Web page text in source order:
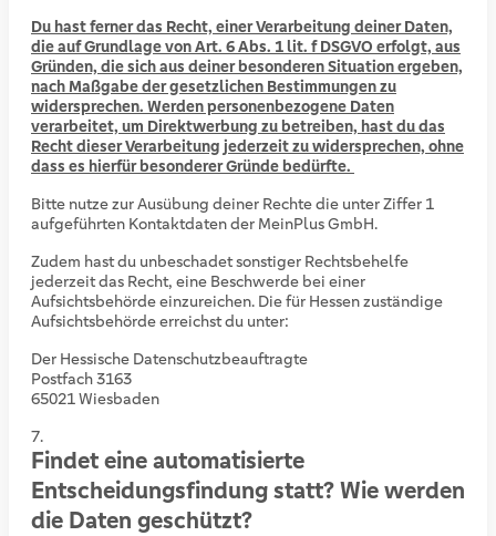
Du hast ferner das Recht, einer Verarbeitung deiner Daten,
die auf Grundlage von Art. 6 Abs. 1 lit. f DSGVO erfolgt, aus
Gründen, die sich aus deiner besonderen Situation ergeben,
nach Maßgabe der gesetzlichen Bestimmungen zu
widersprechen. Werden personenbezogene Daten
verarbeitet, um Direktwerbung zu betreiben, hast du das
Recht dieser Verarbeitung jederzeit zu widersprechen, ohne
dass es hierfür besonderer Gründe bedürfte.
Bitte nutze zur Ausübung deiner Rechte die unter Ziffer 1
aufgeführten Kontaktdaten der MeinPlus GmbH.
Zudem hast du unbeschadet sonstiger Rechtsbehelfe
jederzeit das Recht, eine Beschwerde bei einer
Aufsichtsbehörde einzureichen. Die für Hessen zuständige
Aufsichtsbehörde erreichst du unter:
Der Hessische Datenschutzbeauftragte
Postfach 3163
65021 Wiesbaden
Findet eine automatisierte
Entscheidungsfindung statt? Wie werden
die Daten geschützt?